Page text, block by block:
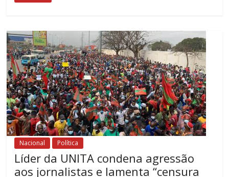
Nacional Política
Líder da UNITA condena agressão
aos jornalistas e lamenta “censura